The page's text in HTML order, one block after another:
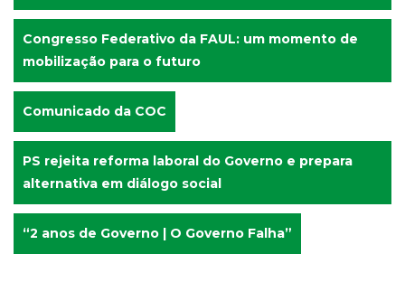
Congresso Federativo da FAUL: um momento de
mobilização para o futuro
Comunicado da COC
PS rejeita reforma laboral do Governo e prepara
alternativa em diálogo social
“2 anos de Governo | O Governo Falha”